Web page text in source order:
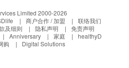
Limited 2000-2026
商户合作 / 加盟
联络我们
及细则 隐私声明
免责声明
Anniversary 家庭
healthyD
购
Digital Solutions